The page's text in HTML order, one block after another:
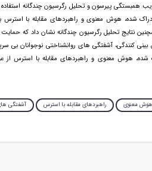
شده، هوش معنوی و راهبردهای مقابله با استرس
نتایج تحلیل رگرسیون چندگانه نشان داد که
کنندگی، آشفتگی های روانشناختی نوجوانان بی
هوش معنوی و راهبردهای مقابله با استرس از
هوش معنوی راهبردهای مقابله با استرس آشفتگی